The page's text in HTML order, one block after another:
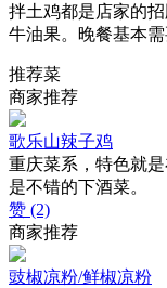
拌土鸡都是店家的
牛油果。晚餐基本
推荐菜
商家推荐
歌乐山辣子鸡
重庆菜系，特色就
是不错的下酒菜。
赞 (2)
商家推荐
豉椒凉粉/鲜椒凉粉